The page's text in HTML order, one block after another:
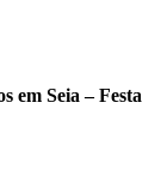
em Seia – Festa